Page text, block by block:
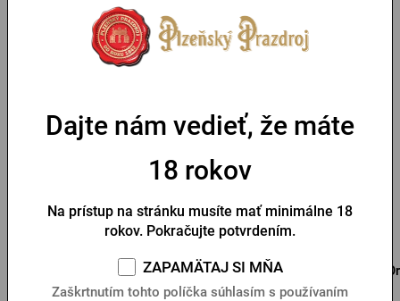
Tabuľka veľkostí
Mohlo by sa vám páčiť
Pilsner Urquell originál
zelená mikina s
Flísová mikina Pilsner
Urquell
Dajte nám vedieť, že máte
18 rokov
Na prístup na stránku musíte mať minimálne 18
rokov. Pokračujte potvrdením.
ZAPAMÄTAJ SI MŇA
Zaškrtnutím tohto políčka súhlasím s používaním